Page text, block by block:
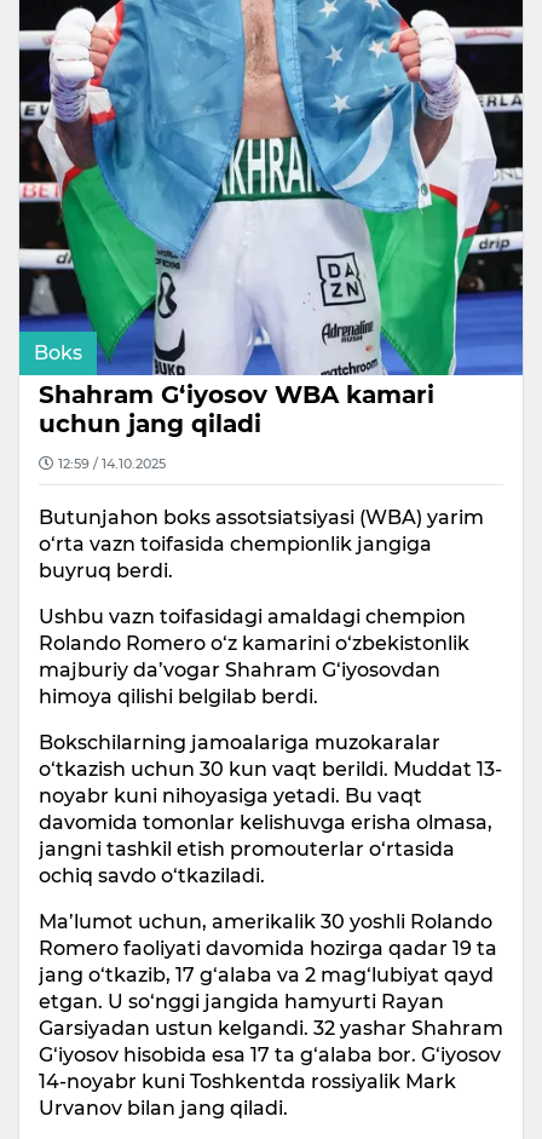
Boks
Shahram G‘iyosov WBA kamari
uchun jang qiladi
12:59 / 14.10.2025
Butunjahon boks assotsiatsiyasi (WBA) yarim
o‘rta vazn toifasida chempionlik jangiga
buyruq berdi.
Ushbu vazn toifasidagi amaldagi chempion
Rolando Romero o‘z kamarini o‘zbekistonlik
majburiy da’vogar Shahram G‘iyosovdan
himoya qilishi belgilab berdi.
Bokschilarning jamoalariga muzokaralar
o‘tkazish uchun 30 kun vaqt berildi. Muddat 13-
noyabr kuni nihoyasiga yetadi. Bu vaqt
davomida tomonlar kelishuvga erisha olmasa,
jangni tashkil etish promouterlar o‘rtasida
ochiq savdo o‘tkaziladi.
Ma’lumot uchun, amerikalik 30 yoshli Rolando
Romero faoliyati davomida hozirga qadar 19 ta
jang o‘tkazib, 17 g‘alaba va 2 mag‘lubiyat qayd
etgan. U so‘nggi jangida hamyurti Rayan
Garsiyadan ustun kelgandi. 32 yashar Shahram
G‘iyosov hisobida esa 17 ta g‘alaba bor. G‘iyosov
14-noyabr kuni Toshkentda rossiyalik Mark
Urvanov bilan jang qiladi.